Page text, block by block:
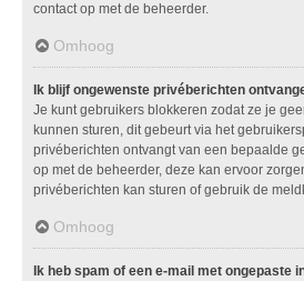
contact op met de beheerder.
Omhoog
Ik blijf ongewenste privéberichten
Je kunt gebruikers blokkeren zodat ze je
kunnen sturen, dit gebeurt via het
privéberichten ontvangt van een bepaalde
op met de beheerder, deze kan ervoor
privéberichten kan sturen of gebruik de
Omhoog
Ik heb spam of een e-mail met ongepaste